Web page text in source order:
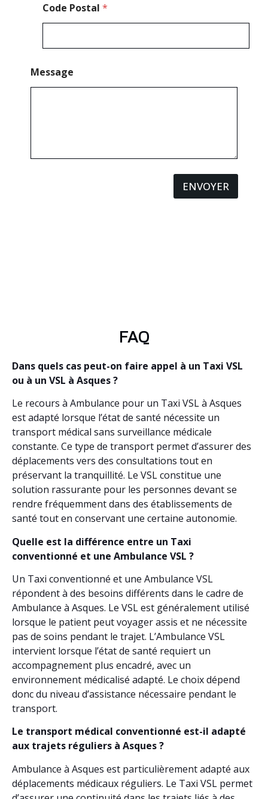
Code Postal *
Message
ENVOYER
FAQ
Dans quels cas peut-on faire appel à un Taxi VSL
ou à un VSL à Asques ?
Le recours à Ambulance pour un Taxi VSL à Asques
est adapté lorsque l’état de santé nécessite un
transport médical sans surveillance médicale
constante. Ce type de transport permet d’assurer des
déplacements vers des consultations tout en
préservant la tranquillité. Le VSL constitue une
solution rassurante pour les personnes devant se
rendre fréquemment dans des établissements de
santé tout en conservant une certaine autonomie.
Quelle est la différence entre un Taxi
conventionné et une Ambulance VSL ?
Un Taxi conventionné et une Ambulance VSL
répondent à des besoins différents dans le cadre de
Ambulance à Asques. Le VSL est généralement utilisé
lorsque le patient peut voyager assis et ne nécessite
pas de soins pendant le trajet. L’Ambulance VSL
intervient lorsque l’état de santé requiert un
accompagnement plus encadré, avec un
environnement médicalisé adapté. Le choix dépend
donc du niveau d’assistance nécessaire pendant le
transport.
Le transport médical conventionné est-il adapté
aux trajets réguliers à Asques ?
Ambulance à Asques est particulièrement adapté aux
déplacements médicaux réguliers. Le Taxi VSL permet